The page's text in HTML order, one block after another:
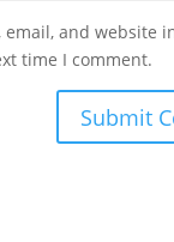
email, and website
time I comment.